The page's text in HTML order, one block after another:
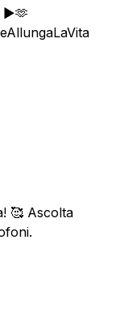
▶️🫶
🥰 Ascolta